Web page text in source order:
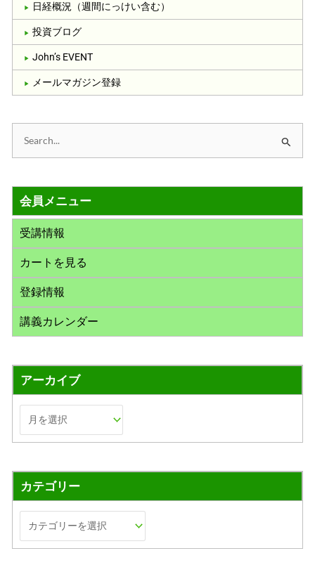
日経概況（週間にっけい含む）
投資ブログ
John’s EVENT
メールマガジン登録
象
:
会員メニュー
受講情報
カートを見る
登録情報
講義カレンダー
アーカイブ
カテゴリー